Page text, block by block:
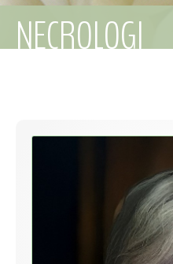
NECROLOGI